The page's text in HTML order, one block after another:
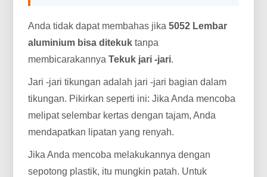
Anda tidak dapat membahas jika5052 Lembar
aluminium bisa ditekuk tanpa
membicarakannyaTekuk jari -jari.
Jari -jari tikungan adalah jari -jari bagian dalam
tikungan. Pikirkan seperti ini: Jika Anda mencoba
melipat selembar kertas dengan tajam, Anda
mendapatkan lipatan yang renyah.
Jika Anda mencoba melakukannya dengan
sepotong plastik, itu mungkin patah. Untuk